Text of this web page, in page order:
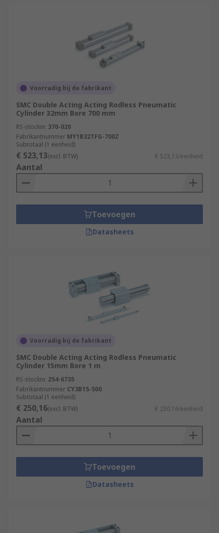
Voorradig bij de fabrikant
SMC Double Acting Acting Rodless Pneumatic
Cylinder 32mm Bore 700 mm
RS-stocknr. 370-020
Fabrikantnummer MY1B32TFG-700Z
Subtotaal (1 eenheid)
€ 523,13(excl. BTW) € 523,13/eenheid
Aantal
Toevoegen
Datasheets
Voorradig bij de fabrikant
SMC Double Acting Acting Rodless Pneumatic
Cylinder 15mm Bore 1 m
RS-stocknr. 254-6735
Fabrikantnummer CY3B15-500
Subtotaal (1 eenheid)
€ 250,16(excl. BTW) € 250,16/eenheid
Aantal
Toevoegen
Datasheets